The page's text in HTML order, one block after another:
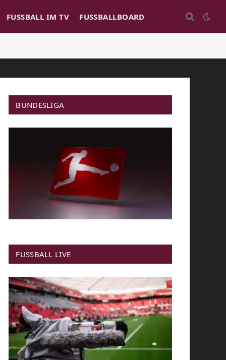
FUSSBALL IM TV FUSSBALLBOARD
BUNDESLIGA
FUSSBALL LIVE